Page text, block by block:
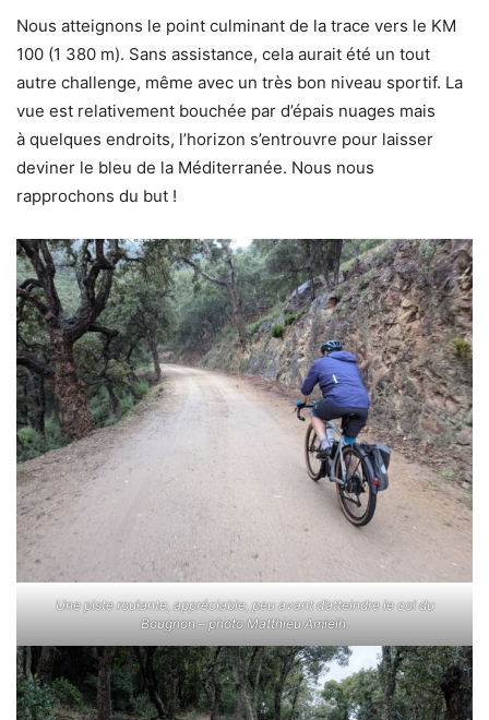
Nous atteignons le point culminant de la trace vers le KM
100 (1 380 m). Sans assistance, cela aurait été un tout
autre challenge, même avec un très bon niveau sportif. La
vue est relativement bouchée par d’épais nuages mais
à quelques endroits, l’horizon s’entrouvre pour laisser
deviner le bleu de la Méditerranée. Nous nous
rapprochons du but !
Une piste roulante, appréciable, peu avant d’atteindre le col du
Bougnon – photo Matthieu Amielh.